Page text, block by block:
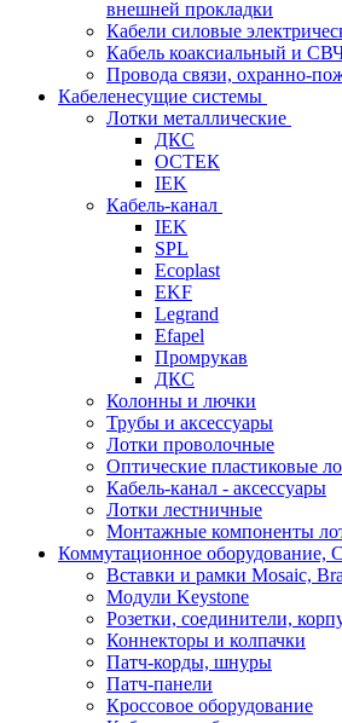
внешней прокладки
Кабели силовые
Кабель коаксиальный и
Провода связи, охранно-
Кабеленесущие системы
Лотки металлические
ДКС
ОСТЕК
IEK
Кабель-канал
IEK
SPL
Ecoplast
EKF
Legrand
Efapel
Промрукав
ДКС
Колонны и лючки
Трубы и аксессуары
Лотки проволочные
Оптические пластиковые
Кабель-канал - аксессуары
Лотки лестничные
Монтажные компоненты
Коммутационное оборудование,
Вставки и рамки Mosaic,
Модули Keystone
Розетки, соединители,
Коннекторы и колпачки
Патч-корды, шнуры
Патч-панели
Кроссовое оборудование